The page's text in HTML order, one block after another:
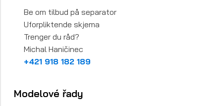
Be om tilbud på separator
Uforpliktende skjema
Trenger du råd?
Michal Haničinec
+421 918 182 189
Modelové řady